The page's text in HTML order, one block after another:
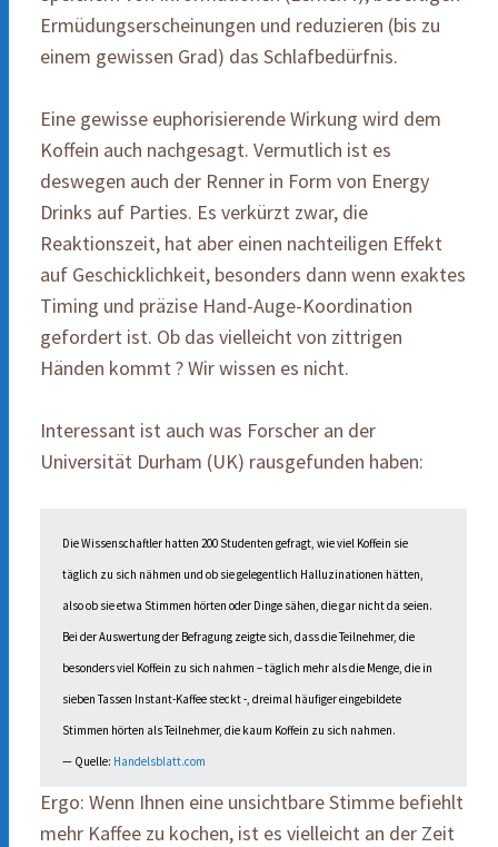
Ermüdungserscheinungen und reduzieren (bis zu
einem gewissen Grad) das Schlafbedürfnis.
Eine gewisse euphorisierende Wirkung wird dem
Koffein auch nachgesagt. Vermutlich ist es
deswegen auch der Renner in Form von Energy
Drinks auf Parties. Es verkürzt zwar, die
Reaktionszeit, hat aber einen nachteiligen Effekt
auf Geschicklichkeit, besonders dann wenn exaktes
Timing und präzise Hand-Auge-Koordination
gefordert ist. Ob das vielleicht von zittrigen
Händen kommt ? Wir wissen es nicht.
Interessant ist auch was Forscher an der
Universität Durham (UK) rausgefunden haben:
Die Wissenschaftler hatten 200 Studenten gefragt, wie viel Koffein sie
täglich zu sich nähmen und ob sie gelegentlich Halluzinationen hätten,
also ob sie etwa Stimmen hörten oder Dinge sähen, die gar nicht da seien.
Bei der Auswertung der Befragung zeigte sich, dass die Teilnehmer, die
besonders viel Koffein zu sich nahmen – täglich mehr als die Menge, die in
sieben Tassen Instant-Kaffee steckt -, dreimal häufiger eingebildete
Stimmen hörten als Teilnehmer, die kaum Koffein zu sich nahmen.
— Quelle: Handelsblatt.com
Ergo: Wenn Ihnen eine unsichtbare Stimme befiehlt
mehr Kaffee zu kochen, ist es vielleicht an der Zeit